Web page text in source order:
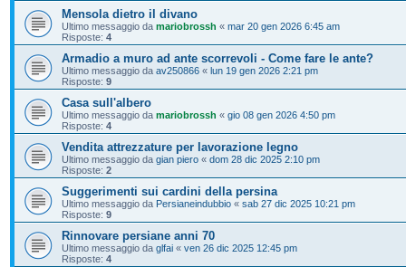
Mensola dietro il divano
Ultimo messaggio da mariobrossh « mar 20 gen 2026 6:45 am
Risposte: 4
Armadio a muro ad ante scorrevoli - Come fare le ante?
Ultimo messaggio da av250866 « lun 19 gen 2026 2:21 pm
Risposte: 9
Casa sull'albero
Ultimo messaggio da mariobrossh « gio 08 gen 2026 4:50 pm
Risposte: 4
Vendita attrezzature per lavorazione legno
Ultimo messaggio da gian piero « dom 28 dic 2025 2:10 pm
Risposte: 2
Suggerimenti sui cardini della persina
Ultimo messaggio da Persianeindubbio « sab 27 dic 2025 10:21 pm
Risposte: 9
Rinnovare persiane anni 70
Ultimo messaggio da glfai « ven 26 dic 2025 12:45 pm
Risposte: 4